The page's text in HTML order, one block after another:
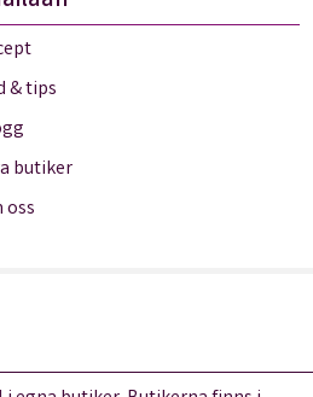
& tips
butiker
oss